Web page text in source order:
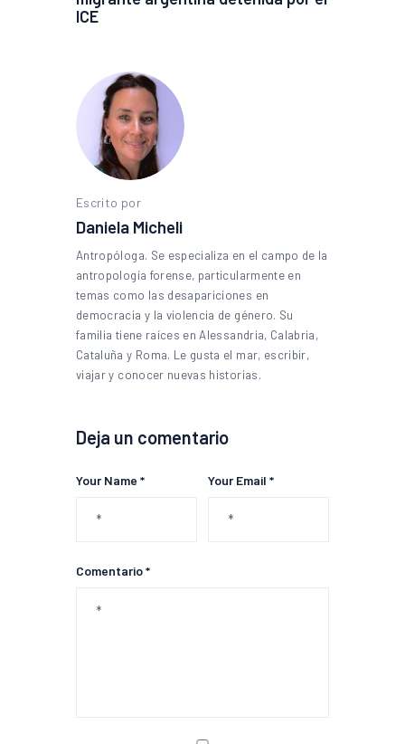
ICE
Escrito por
Daniela Micheli
Antropóloga. Se especializa en el campo de la
antropología forense, particularmente en
temas como las desapariciones en
democracia y la violencia de género. Su
familia tiene raíces en Alessandria, Calabria,
Cataluña y Roma. Le gusta el mar, escribir,
viajar y conocer nuevas historias.
Deja un comentario
Your Name * Your Email *
Comentario *